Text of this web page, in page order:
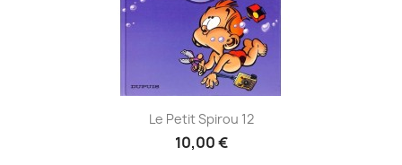
Le Petit Spirou 12
10,00 €